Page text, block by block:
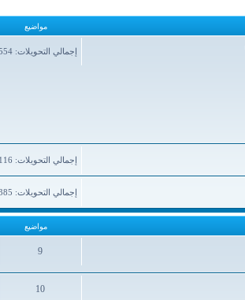
مواضيع
إجمالي التحويلات: 143554
إجمالي التحويلات: 161116
إجمالي التحويلات: 159385
مواضيع
9
مواضيع
10